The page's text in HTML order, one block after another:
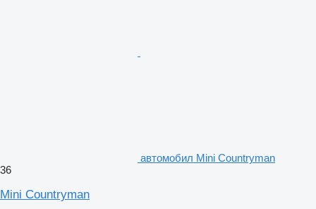
автомобил Mini Countryman
36
Mini Countryman